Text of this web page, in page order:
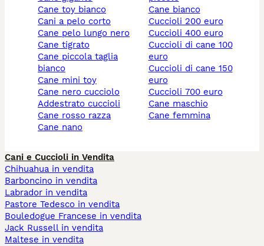
cane toy bianco
cani a pelo corto
cane pelo lungo nero
cane tigrato
cane piccola taglia
bianco
cane mini toy
cane nero cucciolo
addestrato cuccioli
cane rosso razza
cane nano
cane bianco
cuccioli 200 euro
cuccioli 400 euro
cuccioli di cane 100
euro
cuccioli di cane 150
euro
cuccioli 700 euro
cane maschio
cane femmina
Cani e Cuccioli in Vendita
Chihuahua in vendita
Barboncino in vendita
Labrador in vendita
Pastore Tedesco in vendita
Bouledogue Francese in vendita
Jack Russell in vendita
Maltese in vendita